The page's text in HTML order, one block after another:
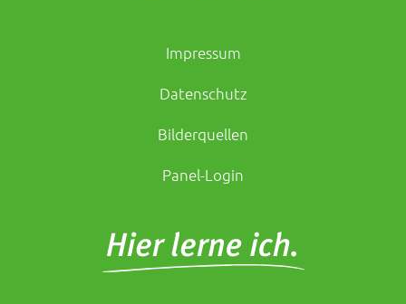
Impressum
Datenschutz
Bilderquellen
Panel-Login